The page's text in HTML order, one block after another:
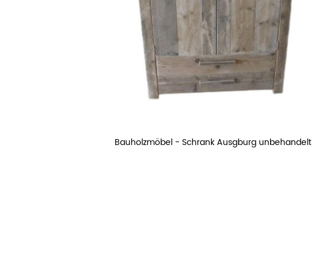
Bauholzmöbel - Schrank Ausgburg unbehandelt